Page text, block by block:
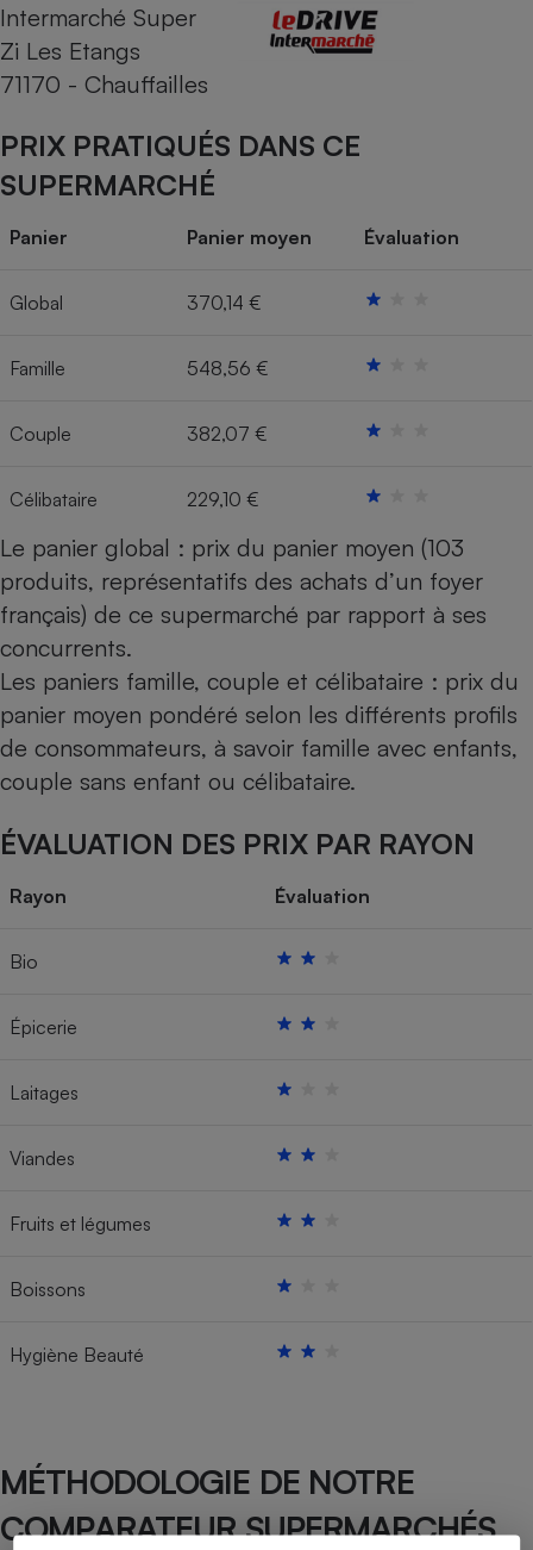
Intermarché Super
Zi Les Etangs
71170 - Chauffailles
PRIX PRATIQUÉS DANS CE
SUPERMARCHÉ
Panier Panier moyen Évaluation
Global 370,14 €
Famille 548,56 €
Couple 382,07 €
Célibataire 229,10 €
Le panier global : prix du panier moyen (103
produits, représentatifs des achats d’un foyer
français) de ce supermarché par rapport à ses
concurrents.
Les paniers famille, couple et célibataire : prix du
panier moyen pondéré selon les différents profils
de consommateurs, à savoir famille avec enfants,
couple sans enfant ou célibataire.
ÉVALUATION DES PRIX PAR RAYON
Rayon Évaluation
Bio
Épicerie
Laitages
Viandes
Fruits et légumes
Boissons
Hygiène Beauté
MÉTHODOLOGIE DE NOTRE
COMPARATEUR SUPERMARCHÉS
Robot ménager